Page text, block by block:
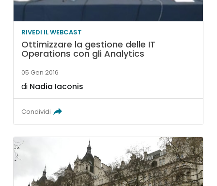
RIVEDI IL WEBCAST
Ottimizzare la gestione delle IT
Operations con gli Analytics
05 Gen 2016
di Nadia Iaconis
Condividi